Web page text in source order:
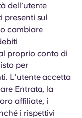
dell’utente
presenti sul
cambiare
proprio conto di
per
L'utente accetta
Entrata, la
affiliate, i
i rispettivi